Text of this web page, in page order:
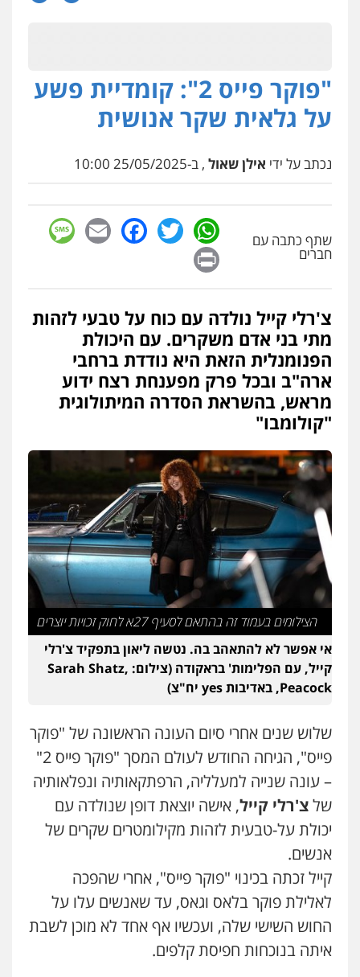
עבירות מין
עו"ד שאדי כבהא
פלילי עורכי דין לענייני אסירים
0525556970
עו"ד רויטל סבג שקד
0528615306
עו"ד דרוויש נאשף
0527448141
עו"ד יפעת שוורץ סיל
פלילי תעבורה
0523379525
עו"ד שילה ענבר
פלילי כלכלי מיסים הלבנת הון
דין
0506216097
עו"ד אביגדור פלדמן
פלילי אסירים צווארון לבן זכויות אדם אזרחי
0505345826
עו"ד אתנה אדרי
פשיעה חמורה כלכלי פלילי מעצרים
וחקירות עורכי דין לענייני אסירים
0502181995
עו"ד אייל אוחיון
פלילי עורכי דין לענייני אסירים מעצרים
וחקירות
0523602602
עו"ד עינב יתח
פלילי פשיעה חמורה עורכי דין לענייני
עו"ד עמית שלף
פלילי פשיעה חמורה עורכי דין לענייני
אסירים סמים
0542068898
"פוקר פייס 2": קומדיית פשע
על גלאית שקר אנושית
נכתב על ידי אילן שאול , ב-25/05/2025 10:00
שתף כתבה עם
חברים
WhatsApp
Twitter
Facebook
Email
צ'רלי קייל נולדה עם כוח על טבעי לזהות
מתי בני אדם משקרים. עם היכולת
הפנומנלית הזאת היא נודדת ברחבי
ארה"ב ובכל פרק מפענחת רצח ידוע
מראש, בהשראת הסדרה המיתולוגית
"קולומבו"
הצילומים בעמוד זה בהתאם לסעיף 27א לחוק זכויות יוצרים
אי אפשר לא להתאהב בה. נטשה ליאון בתפקיד צ'רלי
קייל, עם הפלימות' בראקודה (צילום: Sarah Shatz,
Peacock, באדיבות yes יח"צ)
שלוש שנים אחרי סיום העונה הראשונה של "פוקר
פייס", הגיחה החודש לעולם המסך "פוקר פייס 2"
– עונה שנייה למעלליה, הרפתקאותיה ונפלאותיה
שלצ'רלי קייל, אישה יוצאת דופן שנולדה עם
יכולת על-טבעית לזהות מקילומטרים שקרים של
אנשים.
קייל זכתה בכינוי "פוקר פייס", אחרי שהפכה
לאלילת פוקר בלאס וגאס, עד שאנשים עלו על
החוש השישי שלה, ועכשיו אף אחד לא מוכן לשבת
איתה בנוכחות חפיסת קלפים.